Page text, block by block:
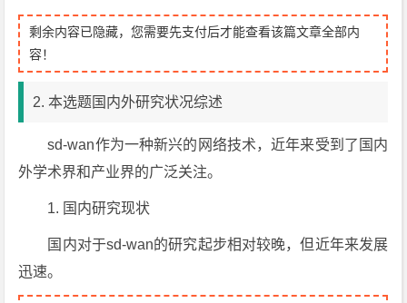
剩余内容已隐藏，您需要先支付后才能查看该篇文章全部内
容！
2. 本选题国内外研究状况综述
sd-wan作为一种新兴的网络技术，近年来受到了国内
外学术界和产业界的广泛关注。
1. 国内研究现状
国内对于sd-wan的研究起步相对较晚，但近年来发展
迅速。